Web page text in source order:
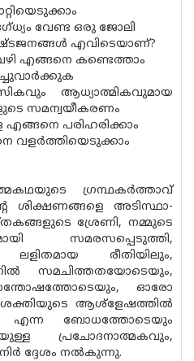
വേണ്ട ഒരു ജോലി
എവിടെയാണ്?
എങ്ങനെ കണ്ടെത്താം
ആധ്യാത്മികവുമായ
സമന്വയീകരണം
പരിഹരിക്കാം
വളർത്തിയെടുക്കാം
ഗ്രന്ഥകർത്താവ്
ശിക്ഷണങ്ങളെ അടിസ്ഥാ-
ശ്രേണി, നമ്മുടെ
സമരസപ്പെടുത്തി,
രീതിയിലും,
സമചിത്തതയോടെയും,
ഓരോ
ആശ്ളേഷത്തിൽ
എന്ന ബോധത്തോടെയും
പ്രചോദനാത്മകവും,
ദ്ദേശം നൽകുന്നു.